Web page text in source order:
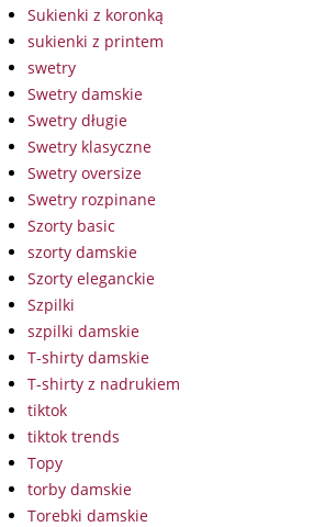
Sukienki z koronką
sukienki z printem
swetry
Swetry damskie
Swetry długie
Swetry klasyczne
Swetry oversize
Swetry rozpinane
Szorty basic
szorty damskie
Szorty eleganckie
Szpilki
szpilki damskie
T-shirty damskie
T-shirty z nadrukiem
tiktok
tiktok trends
Topy
torby damskie
Torebki damskie